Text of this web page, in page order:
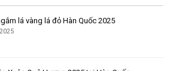
lá vàng lá đỏ Hàn Quốc 2025